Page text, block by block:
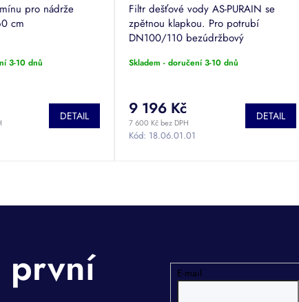
pro nádrže
cm
3-10 dnů
DETAIL
Filtr dešťové vody AS-PURAIN se
zpětnou klapkou. Pro potrubí
DN100/110 bezúdržbový
Skladem - doručení 3-10 dnů
7 600 Kč bez DPH
9 196 Kč DETAIL
Kód: 18.06.01.01
E-mail